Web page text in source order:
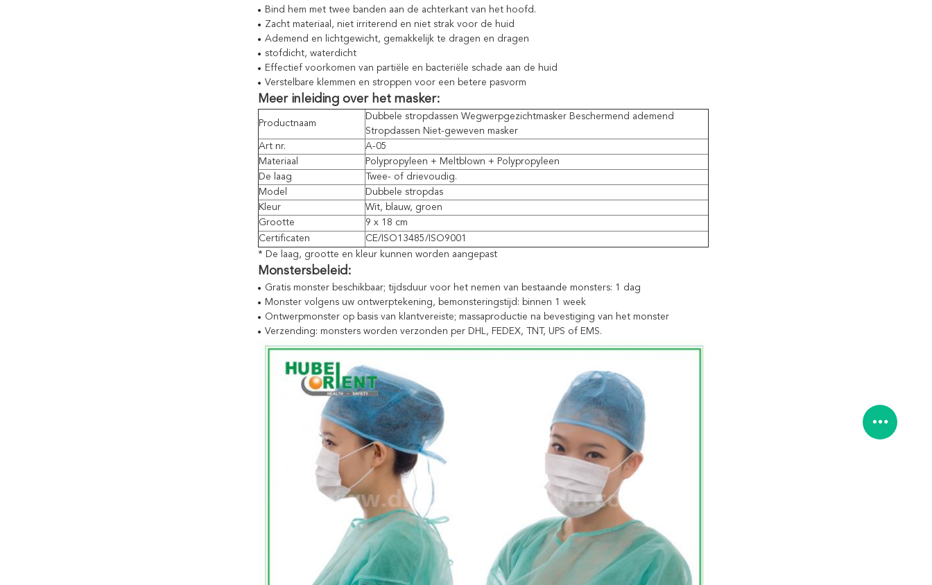
Bind hem met twee banden aan de achterkant van het hoofd.
Zacht materiaal, niet irriterend en niet strak voor de huid
Ademend en lichtgewicht, gemakkelijk te dragen en dragen
stofdicht, waterdicht
Effectief voorkomen van partiële en bacteriële schade aan de huid
Verstelbare klemmen en stroppen voor een betere pasvorm
Meer inleiding over het masker:
Productnaam
Dubbele stropdassen Wegwerpgezichtmasker Beschermend ademend
Stropdassen Niet-geweven masker
Art nr.
A-05
Materiaal
Polypropyleen + Meltblown + Polypropyleen
De laag
Twee- of drievoudig.
Model
Dubbele stropdas
Kleur
Wit, blauw, groen
Grootte
9 x 18 cm
Certificaten
CE/ISO13485/ISO9001
* De laag, grootte en kleur kunnen worden aangepast
Monstersbeleid:
Gratis monster beschikbaar; tijdsduur voor het nemen van bestaande monsters: 1 dag
Monster volgens uw ontwerptekening, bemonsteringstijd: binnen 1 week
Ontwerpmonster op basis van klantvereiste; massaproductie na bevestiging van het monster
Verzending: monsters worden verzonden per DHL, FEDEX, TNT, UPS of EMS.